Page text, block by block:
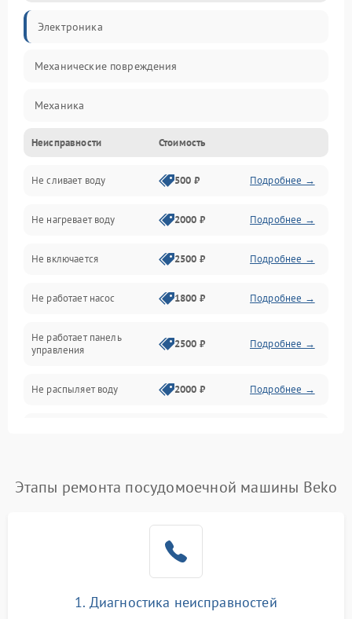
Электроника
Механические повреждения
Механика
Управление
Электропитание
Датчики
Нагрев
Вода
Гигиена
Программное обеспечение
Неисправности Стоимость
Не сливает воду 500 ₽ Подробнее →
Не нагревает воду 2000 ₽ Подробнее →
Не включается 2500 ₽ Подробнее →
Не работает насос 1800 ₽ Подробнее →
Не работает панель
управления
2500 ₽ Подробнее →
Не распыляет воду 2000 ₽ Подробнее →
воды
1800 ₽ Подробнее →
Проблемы с
Этапы ремонта посудомоечной машины Beko
1. Диагностика неисправностей